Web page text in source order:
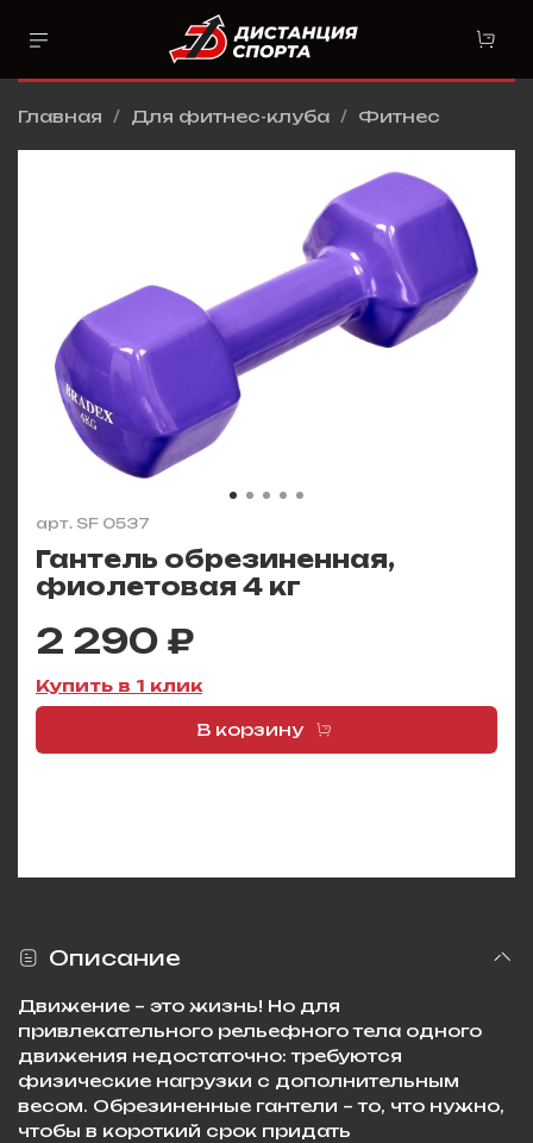
Главная Для фитнес-клуба Фитнес
арт. SF 0537
Гантель обрезиненная,
фиолетовая 4 кг
2 290 ₽
Купить в 1 клик
В корзину
Описание
Движение – это жизнь! Но для
привлекательного рельефного тела одного
движения недостаточно: требуются
физические нагрузки с дополнительным
весом. Обрезиненные гантели – то, что нужно,
чтобы в короткий срок придать